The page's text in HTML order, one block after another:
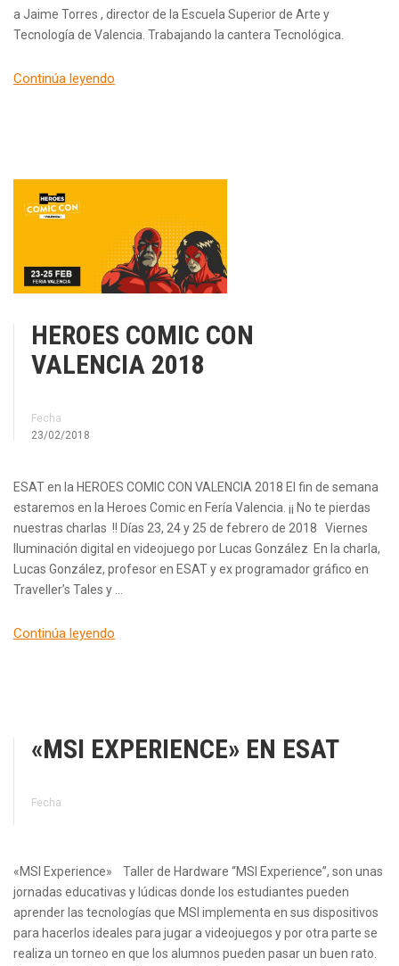
a Jaime Torres , director de la Escuela Superior de Arte y
Tecnología de Valencia. Trabajando la cantera Tecnológica.
Continúa leyendo
HEROES COMIC CON
VALENCIA 2018
Fecha
23/02/2018
ESAT en la HEROES COMIC CON VALENCIA 2018 El fin de semana
estaremos en la Heroes Comic en Fería Valencia. ¡¡ No te pierdas
nuestras charlas !! Días 23, 24 y 25 de febrero de 2018 Viernes
Iluminación digital en videojuego por Lucas González En la charla,
Lucas González, profesor en ESAT y ex programador gráfico en
Traveller’s Tales y …
Continúa leyendo
«MSI EXPERIENCE» EN ESAT
Fecha
«MSI Experience» Taller de Hardware “MSI Experience”, son unas
jornadas educativas y lúdicas donde los estudiantes pueden
aprender las tecnologías que MSI implementa en sus dispositivos
para hacerlos ideales para jugar a videojuegos y por otra parte se
realiza un torneo en que los alumnos pueden pasar un buen rato.